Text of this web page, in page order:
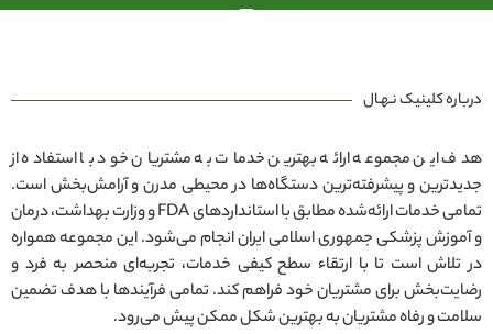
درباره کلینیک نـهـال
هدف این مجموعه ارائه بهترین خدمات به مشتریان خود با استفاده از
جدیدترین و پیشرفته‌ترین دستگاه‌ها در محیطی مدرن و آرامش‌بخش است.
تمامی خدمات ارائه‌شده مطابق با استانداردهای FDA و وزارت بهداشت، درمان
و آموزش پزشکی جمهوری اسلامی ایران انجام می‌شود. این مجموعه همواره
در تلاش است تا با ارتقاء سطح کیفی خدمات، تجربه‌ای منحصر به فرد و
رضایت‌بخش برای مشتریان خود فراهم کند. تمامی فرآیندها با هدف تضمین
سلامت و رفاه مشتریان به بهترین شکل ممکن پیش می‌رود.